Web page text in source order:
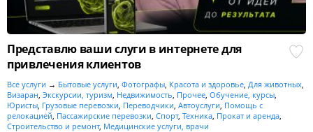
Представлю ваши слуги в интернете для
привлечения клиентов
Все услуги → Бытовые услуги, Фотографы, Красота и здоровье, Для животных,
Визаран, Экскурсии, туризм, Недвижимость, Прочее, Обучение, курсы,
Юристы, Грузовые перевозки, Переводчики, Автоуслуги, Помощь с
релокацией, Пассажирские перевозки, Спорт, Техника, Прокат и аренда,
Строительство и ремонт, Медицинские услуги, врачи